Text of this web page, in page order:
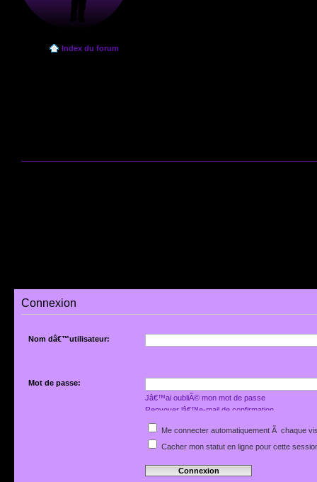
Index du forum
Connexion
Nom dâ€™utilisateur:
Mot de passe:
Jâ€™ai oubliÃ© mon mot de passe
Renvoyer lâ€™e-mail de confirmation
Me connecter automatiquement Ã chaque
Cacher mon statut en ligne pour cette